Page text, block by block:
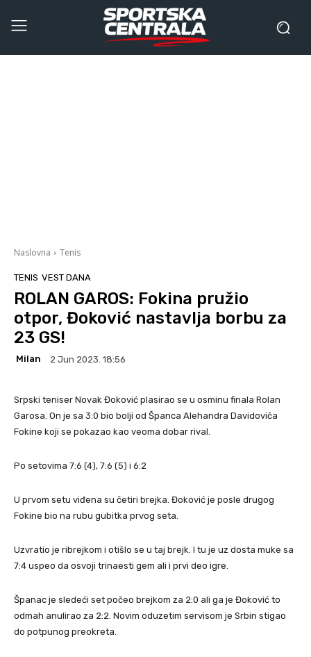
Naslovna Tenis
TENIS VEST DANA
ROLAN GAROS: Fokina pružio
otpor, Đoković nastavlja borbu za
23 GS!
Milan 2 Jun 2023. 18:56
Srpski teniser Novak Đoković plasirao se u osminu finala Rolan
Garosa. On je sa 3:0 bio bolji od Španca Alehandra Davidoviča
Fokine koji se pokazao kao veoma dobar rival.
Po setovima 7:6 (4), 7:6 (5) i 6:2
U prvom setu viđena su četiri brejka. Đoković je posle drugog
Fokine bio na rubu gubitka prvog seta.
Uzvratio je ribrejkom i otišlo se u taj brejk. I tu je uz dosta muke sa
7:4 uspeo da osvoji trinaesti gem ali i prvi deo igre.
Španac je sledeći set počeo brejkom za 2:0 ali ga je Đoković to
odmah anulirao za 2:2. Novim oduzetim servisom je Srbin stigao
do potpunog preokreta.